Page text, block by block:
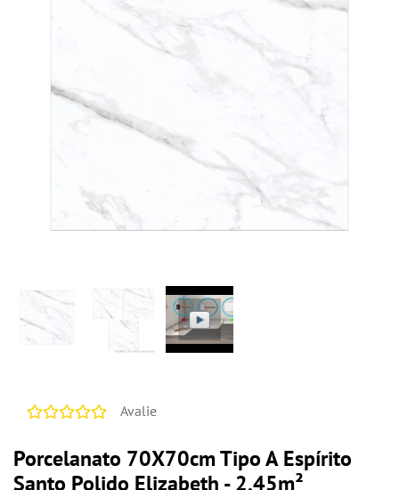
Avalie
Porcelanato 70X70cm Tipo A Espírito
Santo Polido Elizabeth - 2,45m²